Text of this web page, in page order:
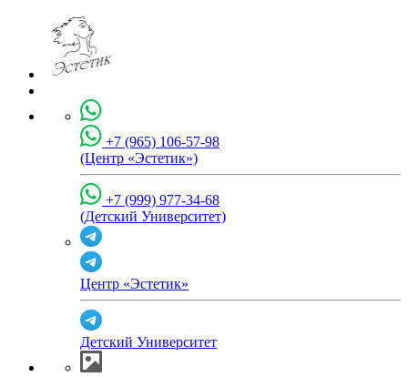
+7 (965) 106-57-98
(Центр «Эстетик»)
+7 (999) 977-34-68
(Детский Университет)
Центр «Эстетик»
Детский Университет